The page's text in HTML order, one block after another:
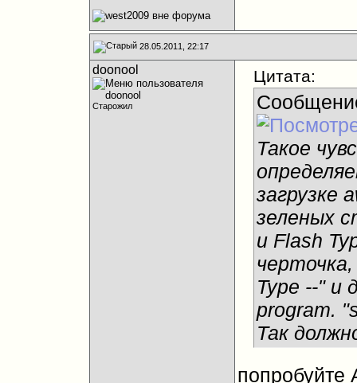
28.05.2011, 22:17
doonool
Старожил
Цитата:
Такое
загрузке
зеленых
и Flash
Type --" и
program.
Так
попробуйте